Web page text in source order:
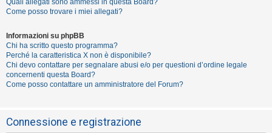
Quali allegati sono ammessi in questa Board?
Come posso trovare i miei allegati?
Informazioni su phpBB
Chi ha scritto questo programma?
Perché la caratteristica X non è disponibile?
Chi devo contattare per segnalare abusi e/o per questioni d’ordine legale
concernenti questa Board?
Come posso contattare un amministratore del Forum?
Connessione e registrazione